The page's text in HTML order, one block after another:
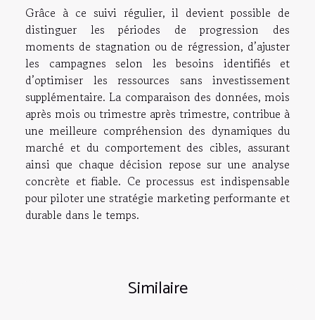
Grâce à ce suivi régulier, il devient possible de
distinguer les périodes de progression des
moments de stagnation ou de régression, d’ajuster
les campagnes selon les besoins identifiés et
d’optimiser les ressources sans investissement
supplémentaire. La comparaison des données, mois
après mois ou trimestre après trimestre, contribue à
une meilleure compréhension des dynamiques du
marché et du comportement des cibles, assurant
ainsi que chaque décision repose sur une analyse
concrète et fiable. Ce processus est indispensable
pour piloter une stratégie marketing performante et
durable dans le temps.
Similaire